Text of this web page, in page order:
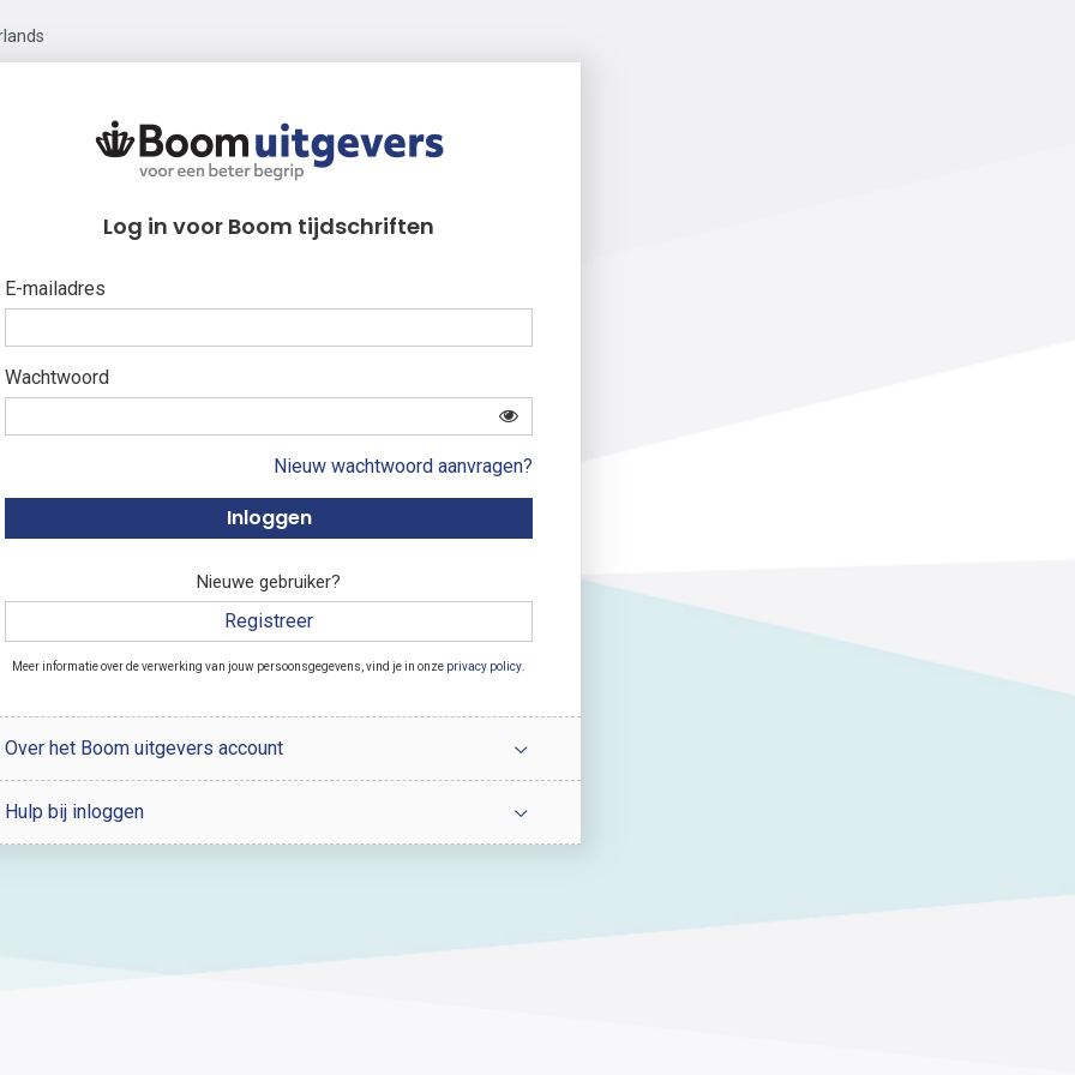
Log in voor Boom tijdschriften
E-mailadres
Wachtwoord
Nieuw wachtwoord aanvragen?
Nieuwe gebruiker?
Registreer
Meer informatie over de verwerking van jouw persoonsgegevens, vind je in onze privacy policy
Over het Boom uitgevers account
Hulp bij inloggen